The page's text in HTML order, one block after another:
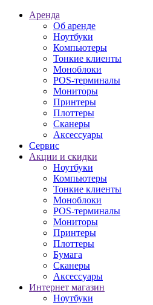
Аренда
Об аренде
Ноутбуки
Компьютеры
Тонкие клиенты
Моноблоки
POS-терминалы
Мониторы
Принтеры
Плоттеры
Сканеры
Аксессуары
Сервис
Акции и скидки
Ноутбуки
Компьютеры
Тонкие клиенты
Моноблоки
POS-терминалы
Мониторы
Принтеры
Плоттеры
Бумага
Сканеры
Аксессуары
Интернет магазин
Ноутбуки